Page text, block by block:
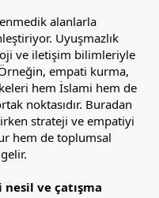
alanlarla
Uyuşmazlık
ve iletişim bilimleriyle
empati kurma,
hem İslami hem de
noktasıdır. Buradan
strateji ve empatiyi
hem de toplumsal
ve çatışma